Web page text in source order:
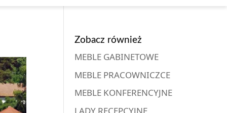
Zobacz również
MEBLE GABINETOWE
MEBLE PRACOWNICZCE
MEBLE KONFERENCYJNE
LADY RECEPCYJNE